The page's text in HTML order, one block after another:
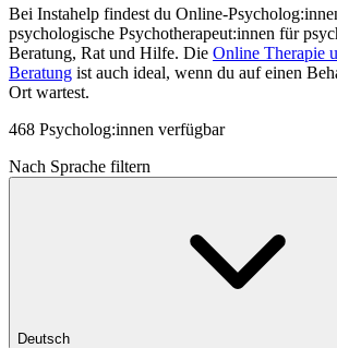
Bei Instahelp findest du Online-
psychologische Psychotherapeut:innen für
Beratung, Rat und Hilfe. Die Online Therapie
Beratung ist auch ideal, wenn du auf einen
Ort wartest.
468 Psycholog:innen verfügbar
Nach Sprache filtern
Deutsch